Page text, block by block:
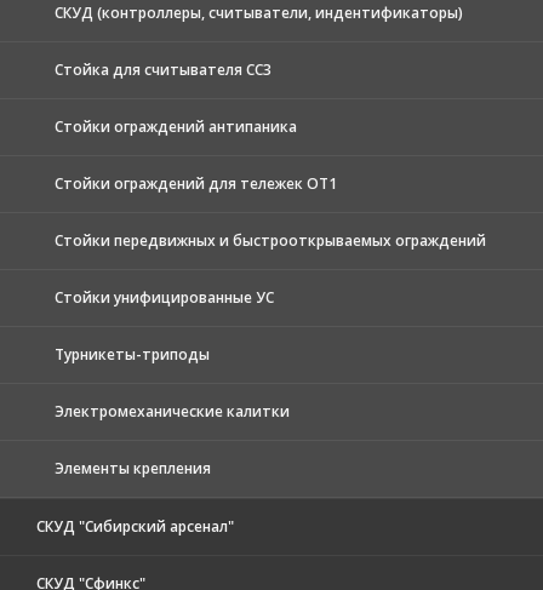
СКУД (контроллеры, считыватели, индентификаторы)
Стойка для считывателя СС3
Стойки ограждений антипаника
Стойки ограждений для тележек ОТ1
Стойки передвижных и быстрооткрываемых ограждений
Стойки унифицированные УС
Турникеты-триподы
Электромеханические калитки
Элементы крепления
СКУД "Сибирский арсенал"
СКУД "Сфинкс"